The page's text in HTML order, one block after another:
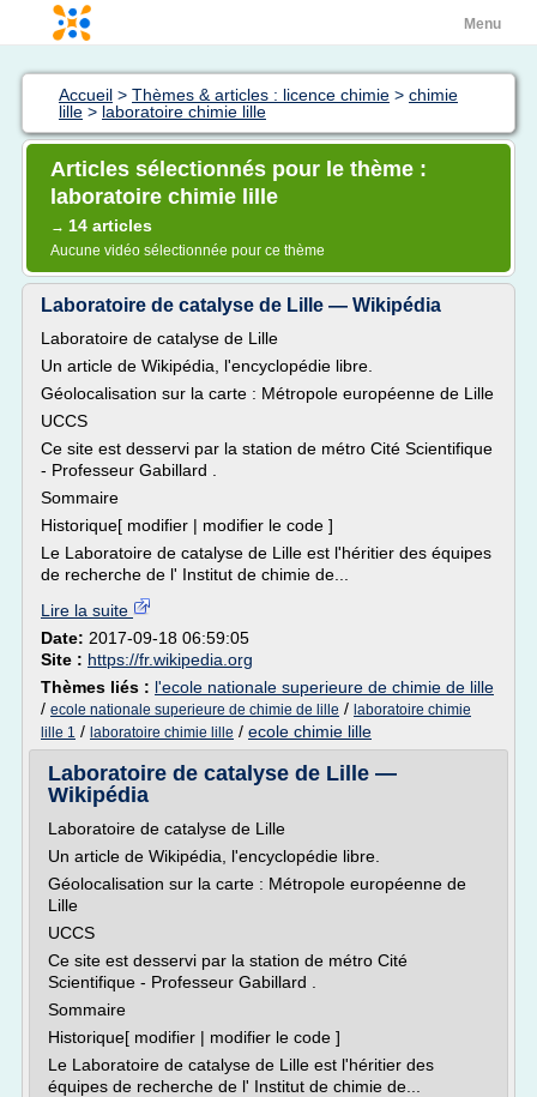
Menu
Accueil > Thèmes & articles : licence chimie > chimie
lille > laboratoire chimie lille
Articles sélectionnés pour le thème :
laboratoire chimie lille
→ 14 articles
Aucune vidéo sélectionnée pour ce thème
Laboratoire de catalyse de Lille — Wikipédia
Laboratoire de catalyse de Lille
Un article de Wikipédia, l'encyclopédie libre.
Géolocalisation sur la carte : Métropole européenne de Lille
UCCS
Ce site est desservi par la station de métro Cité Scientifique
- Professeur Gabillard .
Sommaire
Historique[ modifier | modifier le code ]
Le Laboratoire de catalyse de Lille est l'héritier des équipes
de recherche de l' Institut de chimie de...
Lire la suite
Date: 2017-09-18 06:59:05
Site : https://fr.wikipedia.org
Thèmes liés : l'ecole nationale superieure de chimie de lille
/ ecole nationale superieure de chimie de lille / laboratoire chimie
lille 1 / laboratoire chimie lille / ecole chimie lille
Laboratoire de catalyse de Lille —
Wikipédia
Laboratoire de catalyse de Lille
Un article de Wikipédia, l'encyclopédie libre.
Géolocalisation sur la carte : Métropole européenne de
Lille
UCCS
Ce site est desservi par la station de métro Cité
Scientifique - Professeur Gabillard .
Sommaire
Historique[ modifier | modifier le code ]
Le Laboratoire de catalyse de Lille est l'héritier des
équipes de recherche de l' Institut de chimie de...